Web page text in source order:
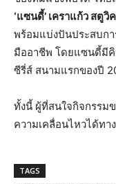
‘แซนดี้’ เคราแก้ว สตูวิค
พร้อมแบ่งปันประสบก
มืออาชีพ โดยแซนดี้มีคิ
ซีรี่ส์ สนามแรกของปี
ทั้งนี้ ผู้ที่สนใจกิจกรรม
ความเคลื่อนไหวได้ทา
TAGS